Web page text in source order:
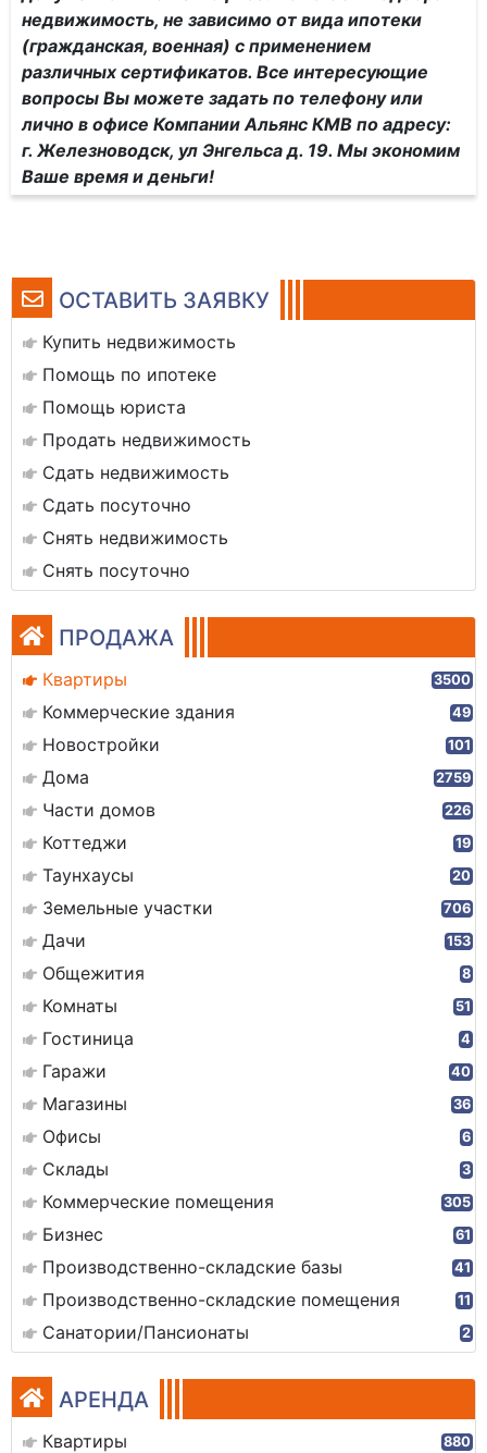
ОСТАВИТЬ ЗАЯВКУ
Купить недвижимость
Помощь по ипотеке
Помощь юриста
Продать недвижимость
Сдать недвижимость
Сдать посуточно
Снять недвижимость
Снять посуточно
ПРОДАЖА
Квартиры 3500
Коммерческие здания 49
Новостройки 101
Дома 2759
Части домов 226
Коттеджи 19
Таунхаусы 20
Земельные участки 706
Дачи 153
Общежития 8
Комнаты 51
Гостиница 4
Гаражи 40
Магазины 36
Офисы 6
Склады 3
Коммерческие помещения 305
Бизнес 61
Производственно-складские базы 41
Производственно-складские помещения 11
Санатории/Пансионаты 2
АРЕНДА
Квартиры 880
недвижимость, не зависимо от вида ипотеки
(гражданская, военная) с применением
различных сертификатов. Все интересующие
вопросы Вы можете задать по телефону или
лично в офисе Компании Альянс КМВ по адресу:
г. Железноводск, ул Энгельса д. 19. Мы экономим
Ваше время и деньги!